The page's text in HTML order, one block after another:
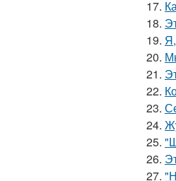
17.
18.
19.
20.
21.
22.
23.
24.
25.
26.
27.